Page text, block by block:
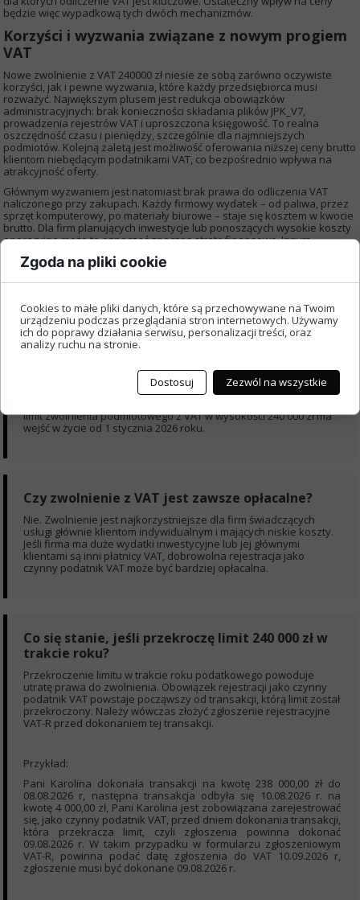
będzie więc wypadkową tych dwóch mechanizmów.
Korzyści i wyzwania związane z nowym progiem
VAT
Nowe zwolnienie z VAT 240000 zł niesie ze sobą zarówno oczywiste
korzyści, jak i pewne wyzwania, które każdy przedsiębiorca musi
rozważyć. Największym plusem jest redukcja obowiązków
administracyjnych: brak konieczności składania plików JPK_V7,
prowadzenia rejestrów VAT i uproszczona księgowość. To realna
oszczędność czasu i pieniędzy, szczególnie dla najmniejszych
podmiotów. Kolejną zaletą jest możliwość oferowania niższej ceny brutto
klientom niebędącym podatnikami VAT, co bezpośrednio wpływa na
atrakcyjność oferty.
Głównym wyzwaniem jest natomiast brak prawa do odliczenia VAT
naliczonego przy zakupach. Każdy firmowy wydatek – od paliwa, przez
sprzęt komputerowy, po materiały biurowe – staje się kosztem w kwocie
brutto. Dla firm planujących inwestycje lub ponoszących wysokie koszty
operacyjne może to oznaczać znaczną stratę finansową. Innym
biznesowych, którzy są płatnikami VAT i preferują współpracę z firmami,
zwolnienia musi być starannie przemyślana.
Często zadawane pytania (FAQ)
Od kiedy dokładnie zacznie obowiązywać nowy
limit zwolnienia podmiotowego z VAT w wysokości 240 000 zł ma
wejść w życie od 1 stycznia 2026 roku.
Czy zwolnienie z VAT jest zawsze opłacalne?
Nie. Zwolnienie jest najkorzystniejsze dla firm świadczących
usługi głównie klientom indywidualnym i mających niskie koszty.
Jeśli firma ma duże wydatki inwestycyjne lub jej głównymi
klientami są inni płatnicy VAT, dobrowolna rejestracja jako
czynny podatnik VAT może być bardziej opłacalna.
Co się stanie, jeśli przekroczę limit 240 000 zł w
trakcie roku?
Przekroczenie limitu w trakcie roku podatkowego powoduje
utratę prawa do zwolnienia. Obowiązek rejestracji jako czynny
podatnik VAT powstaje począwszy od transakcji, którą limit został
przekroczony. Należy wówczas złożyć zgłoszenie rejestracyjne
VAT-R przed dokonaniem tej transakcji.
Przykład:
Pani Karolina dokonała transakcji na kwotę 238 000,00 zł do
08.08.2026 r, następna transakcja odbyła się 10.08.2026 r. na
kwotę 4 000,00 zł, Pani Karolina jest zobowiązana zarejestrować
się, jako czynny podatnik VAT, przed dniem dokonania transakcji,
która przekracza limit, czyli zgłoszenia powinna dokonać
09.08.2026 r. W takim przypadku w formularzu zgłoszeniowym
VAT-R, powinna podać datę zgłoszenia do VAT 10.09.2026 r,
zgłoszenie musi być dokonane 09.08.2026 r.
Zgoda na pliki cookie
Cookies to małe pliki danych, które są przechowywane na Twoim
urządzeniu podczas przeglądania stron internetowych. Używamy
ich do poprawy działania serwisu, personalizacji treści, oraz
analizy ruchu na stronie.
Dostosuj Zezwól na wszystkie